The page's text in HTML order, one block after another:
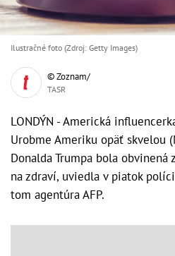
Ilustračné foto (Zdroj: Getty Images)
© Zoznam/
TASR
LONDÝN - Americká
Urobme Ameriku opäť skvelou
Donalda Trumpa bola
na zdraví, uviedla v piatok
tom agentúra AFP.